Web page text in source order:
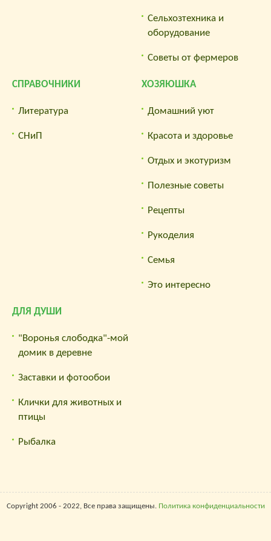
Сельхозтехника и
оборудование
Советы от фермеров
СПРАВОЧНИКИ
Литература
СНиП
ХОЗЯЮШКА
Домашний уют
Красота и здоровье
Отдых и экотуризм
Полезные советы
Рецепты
Рукоделия
Семья
Это интересно
ДЛЯ ДУШИ
"Воронья слободка"-мой
домик в деревне
Заставки и фотообои
Клички для животных и
птицы
Рыбалка
Copyright 2006 - 2022, Все права защищены. Политика конфиденциальности